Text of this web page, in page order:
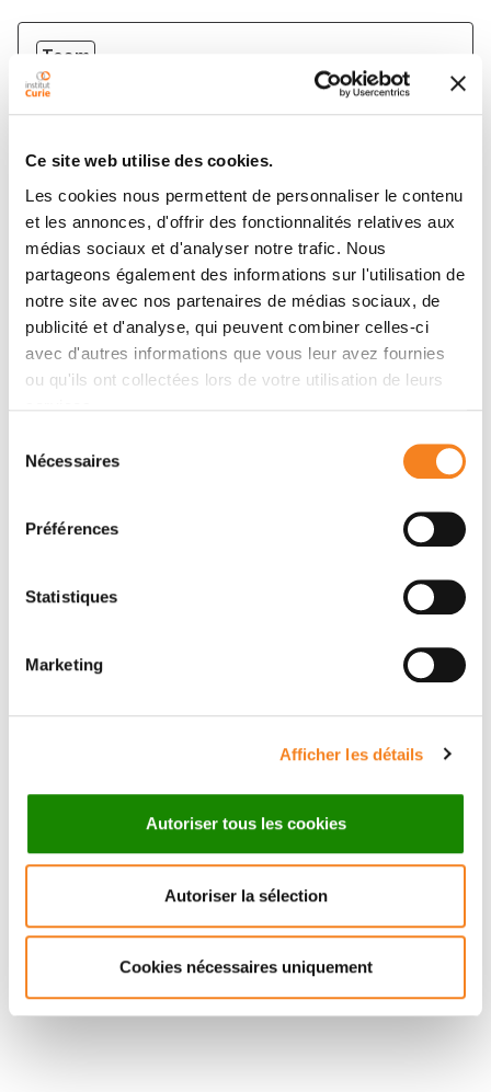
Ce site web utilise des cookies.
Les cookies nous permettent de personnaliser le contenu
et les annonces, d'offrir des fonctionnalités relatives aux
médias sociaux et d'analyser notre trafic. Nous
partageons également des informations sur l'utilisation de
notre site avec nos partenaires de médias sociaux, de
publicité et d'analyse, qui peuvent combiner celles-ci
avec d'autres informations que vous leur avez fournies
ou qu'ils ont collectées lors de votre utilisation de leurs
Nécessaires
Préférences
Statistiques
Marketing
Afficher les détails
Autoriser tous les cookies
Autoriser la sélection
Cookies nécessaires uniquement
Team
Mechanics of Mammalian Development
JEAN-LEON MAITRE
Members
JEAN-LEON
CNRS Research Director